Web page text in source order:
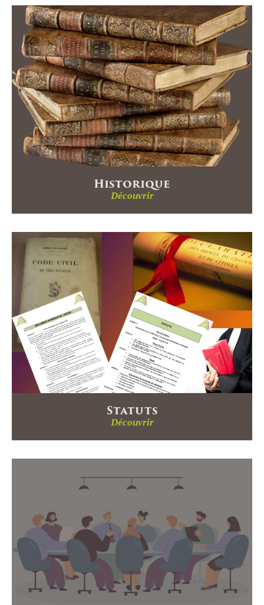
Historique
Découvrir
Statuts
Découvrir